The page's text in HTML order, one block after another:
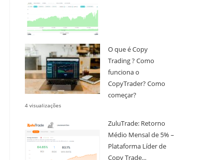
O que é Copy
Trading ? Como
funciona o
CopyTrader? Como
começar?
4 visualizações
ZuluTrade: Retorno
Médio Mensal de 5% –
Plataforma Líder de
Copy Trade...